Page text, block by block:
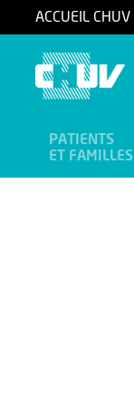
ACCUEIL CHUV
PATIENTS
ET FAMILLES